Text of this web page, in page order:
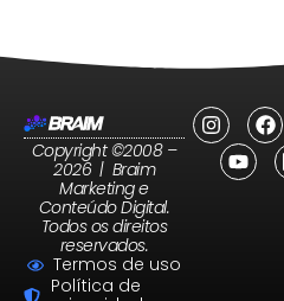
Copyright ©2008 –
2026 | Braim
Marketing e
Conteúdo Digital.
Todos os direitos
reservados.
Termos de uso
Política de